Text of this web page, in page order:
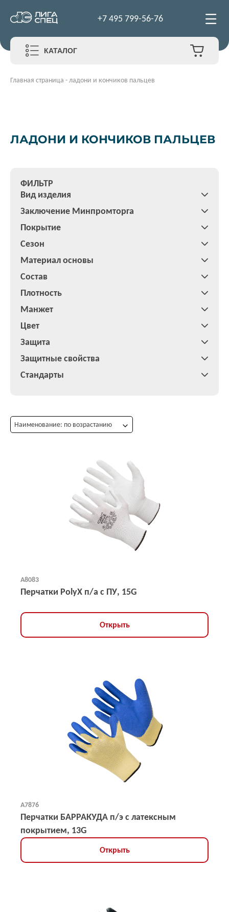
+7 495 799-56-76
КАТАЛОГ
Главная страница -ладони и кончиков пальцев
ЛАДОНИ И КОНЧИКОВ ПАЛЬЦЕВ
ФИЛЬТР
Вид изделия
Заключение Минпромторга
Покрытие
Сезон
Материал основы
Состав
Плотность
Манжет
Цвет
Защита
Защитные свойства
Стандарты
Наименование: по возрастанию
А8083
Перчатки PolyX п/а с ПУ, 15G
Открыть
А7876
Перчатки БАРРАКУДА п/э с латексным
покрытием, 13G
Открыть